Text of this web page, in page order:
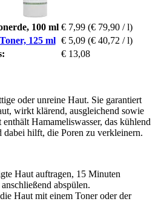
100 ml € 7,99 (€ 79,90 / l)
125 ml € 5,09 (€ 40,72 / l)
€ 13,08
oder unreine Haut. Sie garantiert
wirkt klärend, ausgleichend sowie
Hamameliswasser, das kühlend
hilft, die Poren zu verkleinern.
Haut auftragen, 15 Minuten
abspülen.
Haut mit einem Toner oder der